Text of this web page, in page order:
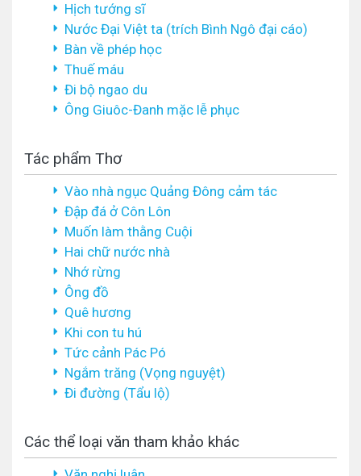
Hịch tướng sĩ
Nước Đại Việt ta (trích Bình Ngô đại cáo)
Bàn về phép học
Thuế máu
Đi bộ ngao du
Ông Giuôc-Đanh mặc lễ phục
Tác phẩm Thơ
Vào nhà ngục Quảng Đông cảm tác
Đập đá ở Côn Lôn
Muốn làm thằng Cuội
Hai chữ nước nhà
Nhớ rừng
Ông đồ
Quê hương
Khi con tu hú
Tức cảnh Pác Pó
Ngắm trăng (Vọng nguyệt)
Đi đường (Tẩu lộ)
Các thể loại văn tham khảo khác